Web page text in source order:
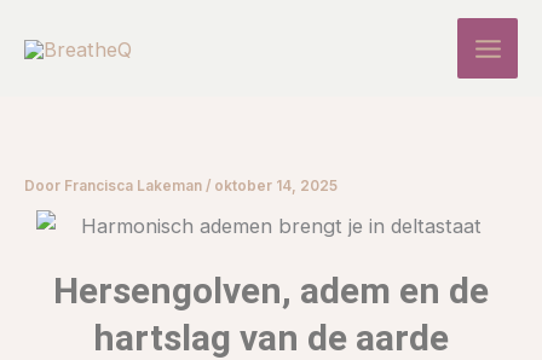
naar
Door Francisca Lakeman / oktober 14, 2025
Hersengolven, adem en de
hartslag van de aarde